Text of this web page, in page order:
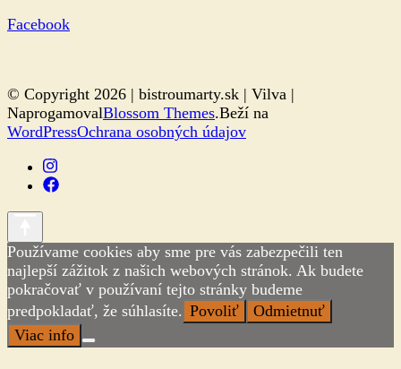
Facebook
© Copyright 2026 | bistroumarty.sk | Vilva |
NaprogamovalBlossom Themes.Beží na
WordPressOchrana osobných údajov
Používame cookies aby sme pre vás zabezpečili ten
najlepší zážitok z našich webových stránok. Ak budete
pokračovať v používaní tejto stránky budeme
predpokladať, že súhlasíte. Povoliť
Odmietnuť
Viac info